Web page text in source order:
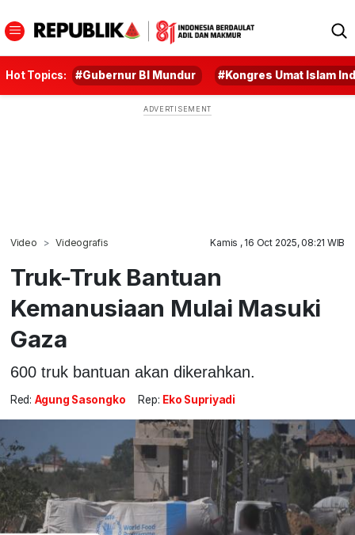
Hot Topics: #Gubernur BI Mundur #Kongres Umat Islam
Video Videografis Kamis , 16 Oct 2025, 08:21 WIB
Truk-Truk Bantuan
Kemanusiaan Mulai Masuki
Gaza
600 truk bantuan akan dikerahkan.
Red: Agung Sasongko Rep: Eko Supriyadi